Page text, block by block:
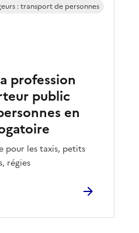
profession
public
en
pour les taxis, petits
régies
: transport de personnes